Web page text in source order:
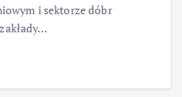
i sektorze dóbr